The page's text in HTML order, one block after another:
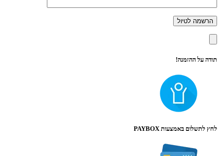
תודה על ההזמנה!
לחץ לתשלום באמצעות PAYBOX